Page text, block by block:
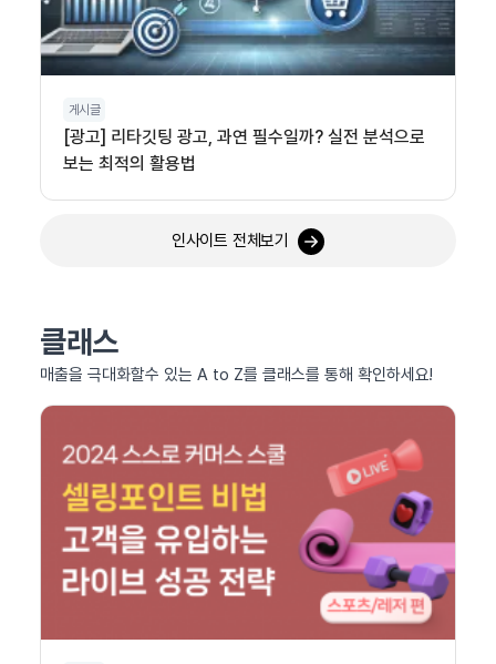
게시글
[광고] 리타깃팅 광고, 과연 필수일까? 실전 분석으로
보는 최적의 활용법
인사이트 전체보기
클래스
매출을 극대화할수 있는 A to Z를 클래스를 통해 확인하세요!